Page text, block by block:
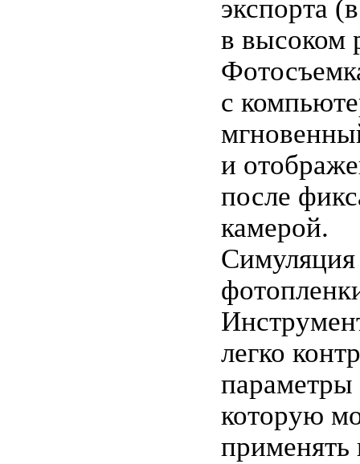
экспорта
в высоком
с
и
после
камерой.
Симуляция
легко
параметры
которую